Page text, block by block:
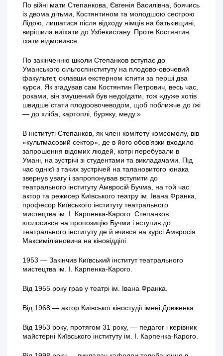
По війні мати Степанкова, Євгенія Василівна, боячись
із двома дітьми, Костянтином та молодшою сестрою
Лідою, лишатися після відходу німців на батьківщині,
вирішила виїхати до Узбекистану. Проте Костянтин
їхати відмовився.
По закінченню школи Степанков вступає до
Уманського сільгоспінституту на плодово-овочевий
факультет, склавши екстерном іспити за перші два
курси. Як згадував сам Костянтин Петрович, весь час,
роками, він змушений був недоїдати, тож «дуже хотів
швидше стати плодоовочеводом, щоб поближче до їжі
— до хліба, картоплі, буряку, меду.»
В інституті Степанков, як член комітету комсомолу, вів
«культмасовий сектор», де в його обов’язки входило
запрошення відомих людей, котрі перебували в
Умані, на зустрічі зі студентами та викладачами. Під
час однієї з таких зустрічей на талановитого юнака
звернув увагу і запропонував вступити до
театрального інституту Амвросій Бучма, на той час
актор та режисер Київського театру ім. Івана Франка,
професор Київського інституту театрального
мистецтва ім. І. Карпенка-Карого. Степанков
зголосився на пропозицію Бучми і вступив до
театрального інституту де й вчився на курсі Амвросія
Максиміліановича на кіновідділі.
1953 — Закінчив Київський інститут театрального
мистецтва ім. І. Карпенка-Карого.
Від 1955 року грав у театрі ім. Івана Франка.
Від 1968 — актор Київської кіностудії імені Довженка.
Від 1953 року, протягом 31 року, — педагог і керівник
майстерні Київського інституту ім. І. Карпенка-Карого.